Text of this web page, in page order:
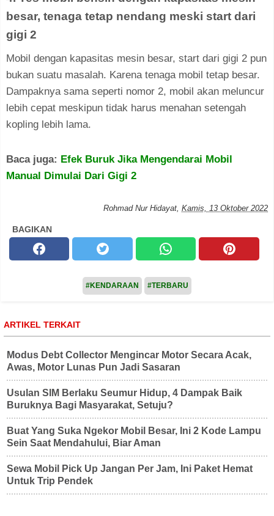
besar, tenaga tetap nendang meski start dari
gigi 2
Mobil dengan kapasitas mesin besar, start dari gigi 2 pun
bukan suatu masalah. Karena tenaga mobil tetap besar.
Dampaknya sama seperti nomor 2, mobil akan meluncur
lebih cepat meskipun tidak harus menahan setengah
kopling lebih lama.
Baca juga: Efek Buruk Jika Mengendarai Mobil
Manual Dimulai Dari Gigi 2
Rohmad Nur Hidayat Kamis, 13 Oktober 2022
BAGIKAN
#KENDARAAN #TERBARU
ARTIKEL TERKAIT
Modus Debt Collector Mengincar Motor Secara Acak,
Awas, Motor Lunas Pun Jadi Sasaran
Usulan SIM Berlaku Seumur Hidup, 4 Dampak Baik
Buruknya Bagi Masyarakat, Setuju?
Buat Yang Suka Ngekor Mobil Besar, Ini 2 Kode Lampu
Sein Saat Mendahului, Biar Aman
Sewa Mobil Pick Up Jangan Per Jam, Ini Paket Hemat
Untuk Trip Pendek